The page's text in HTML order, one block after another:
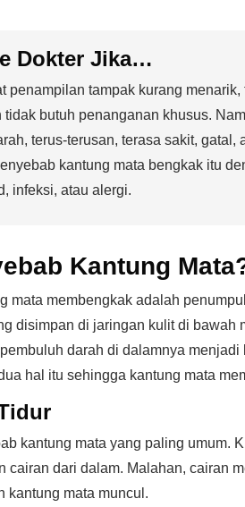
Dokter Jika…
penampilan tampak kurang
tidak butuh penanganan khusus.
terus-terusan, terasa sakit,
kantung mata bengkak itu
infeksi, atau alergi.
Kantung
mata membengkak adalah
disimpan di jaringan kulit di bawah
darah di dalamnya
hal itu sehingga kantung mata
kantung mata yang paling umum.
cairan dari dalam. Malahan, cairan
kantung mata muncul.